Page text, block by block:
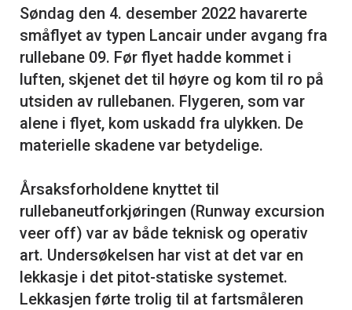
Søndag den 4. desember 2022 havarerte
småflyet av typen Lancair under avgang fra
rullebane 09. Før flyet hadde kommet i
luften, skjenet det til høyre og kom til ro på
utsiden av rullebanen. Flygeren, som var
alene i flyet, kom uskadd fra ulykken. De
materielle skadene var betydelige.
Årsaksforholdene knyttet til
rullebaneutforkjøringen (Runway excursion
veer off) var av både teknisk og operativ
art. Undersøkelsen har vist at det var en
lekkasje i det pitot-statiske systemet.
Lekkasjen førte trolig til at fartsmåleren